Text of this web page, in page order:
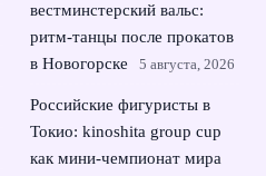
вестминстерский вальс:
ритм-танцы после прокатов
в Новогорске
5 августа, 2026
Российские фигуристы в
Токио: kinoshita group cup
как мини‑чемпионат мира